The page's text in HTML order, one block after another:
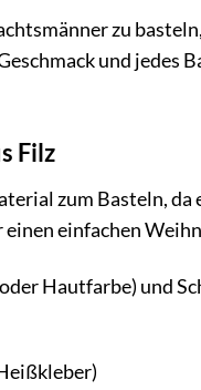
zu
und jedes
Filz
zum Basteln,
einfachen
Hautfarbe) und